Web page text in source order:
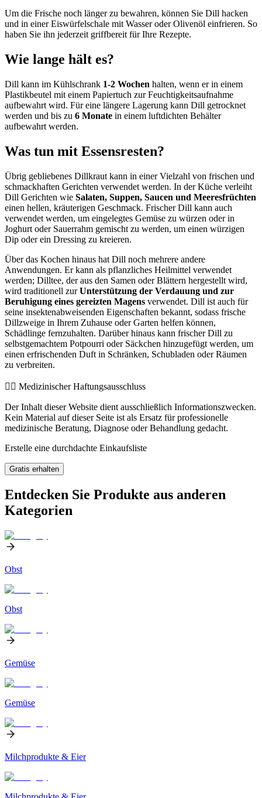
Um die Frische noch länger zu bewahren, können Sie Dill hacken
und in einer Eiswürfelschale mit Wasser oder Olivenöl einfrieren. So
haben Sie ihn jederzeit griffbereit für Ihre Rezepte.
Wie lange hält es?
Dill kann im Kühlschrank 1-2 Wochen halten, wenn er in einem
Plastikbeutel mit einem Papiertuch zur Feuchtigkeitsaufnahme
aufbewahrt wird. Für eine längere Lagerung kann Dill getrocknet
werden und bis zu 6 Monate in einem luftdichten Behälter
aufbewahrt werden.
Was tun mit Essensresten?
Übrig gebliebenes Dillkraut kann in einer Vielzahl von frischen und
schmackhaften Gerichten verwendet werden. In der Küche verleiht
Dill Gerichten wie Salaten, Suppen, Saucen und Meeresfrüchten
einen hellen, kräuterigen Geschmack. Frischer Dill kann auch
verwendet werden, um eingelegtes Gemüse zu würzen oder in
Joghurt oder Sauerrahm gemischt zu werden, um einen würzigen
Dip oder ein Dressing zu kreieren.
Über das Kochen hinaus hat Dill noch mehrere andere
Anwendungen. Er kann als pflanzliches Heilmittel verwendet
werden; Dilltee, der aus den Samen oder Blättern hergestellt wird,
wird traditionell zurUnterstützung der Verdauung und zur
Beruhigung eines gereizten Magens verwendet. Dill ist auch für
seine insektenabweisenden Eigenschaften bekannt, sodass frische
Dillzweige in Ihrem Zuhause oder Garten helfen können,
Schädlinge fernzuhalten. Darüber hinaus kann frischer Dill zu
selbstgemachtem Potpourri oder Säckchen hinzugefügt werden, um
einen erfrischenden Duft in Schränken, Schubladen oder Räumen
zu verbreiten.
👨‍⚕️️ Medizinischer Haftungsausschluss
Der Inhalt dieser Website dient ausschließlich Informationszwecken.
Kein Material auf dieser Seite ist als Ersatz für professionelle
medizinische Beratung, Diagnose oder Behandlung gedacht.
Erstelle eine durchdachte Einkaufsliste
Gratis erhalten
Entdecken Sie Produkte aus anderen
Kategorien
Obst
Obst
Gemüse
Gemüse
Milchprodukte & Eier